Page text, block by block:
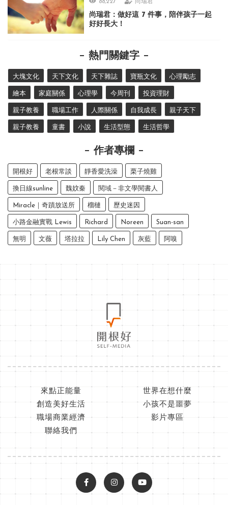
88,227 尚瑞君
尚瑞君：做好這 7 件事，陪伴孩子一起
好好長大！
熱門關鍵字
大塊文化 天下文化 天下雜誌 寶瓶文化 心理勵志
繪本 家庭關係 心理學 今周刊 投資理財
親子教養 職場工作 人際關係 自我成長 親子天下
親子教養 童書 小說 生活型態 生活哲學
作者專欄
開根好 老根常談 靜香愛洗澡 栗子燒雞
換日線sunline 魏妏秦 閱域－非文學閱書人
Miracle｜奇蹟放送所 榴槤 歷史迷因
小路金融實戰 Lewis Richard Noreen Suan-san
無明 文薇 塔拉拉 Lily Chen 灰藍 阿嗅
來點正能量
世界在想什麼
創造美好生活
小孩不是噩夢
職場商業經濟
影片專區
聯絡我們